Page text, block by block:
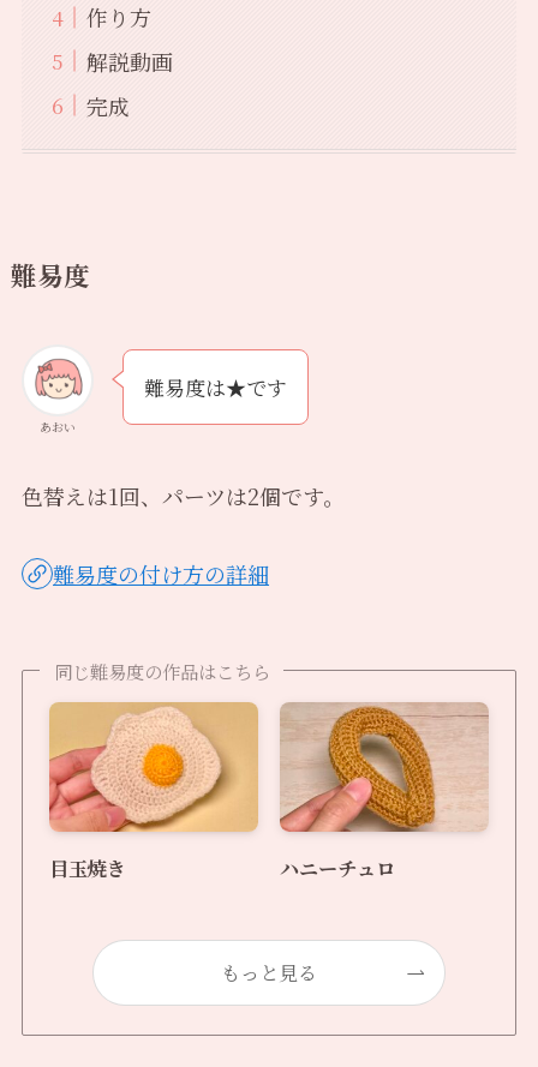
作り方
解説動画
完成
難易度
あおい
難易度は★です
色替えは1回、パーツは2個です。
難易度の付け方の詳細
同じ難易度の作品はこちら
目玉焼き ハニーチュロ
もっと見る